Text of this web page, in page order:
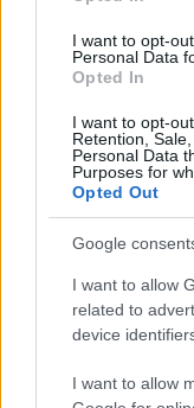
I want to opt-
Personal Data
Opted In
I want to opt-
Retention,
Personal Data
Purposes for
Opted Out
Google
I want to allow
related to
device
I want to allow
A
Erdélyi